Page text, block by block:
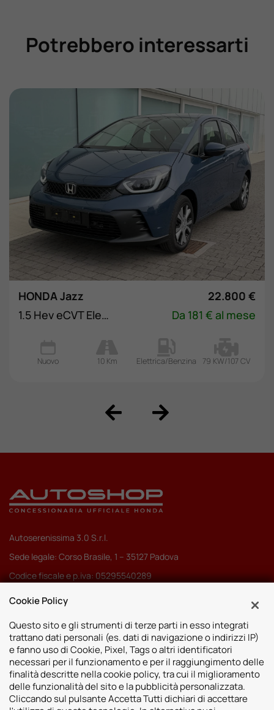
Potrebbero interessarti
HONDA Jazz
22.800 €
1.5 Hev eCVT Elegance
Da 181 € al mese
Nuovo 10 Km Elettrica/Benzina 79 KW/107 CV
Autoserenissima 3.0 S.r.l.
Sede legale: Corso Brasile, 1 – 35127 Padova
Codice fiscale e p.iva: 05295540289
Sedi
Vicenza
Risorse
Cookie Policy
Questo sito e gli strumenti di terze parti in esso integrati
trattano dati personali (es. dati di navigazione o indirizzi IP)
e fanno uso di Cookie, Pixel, Tags o altri identificatori
necessari per il funzionamento e per il raggiungimento delle
finalità descritte nella cookie policy, tra cui il miglioramento
delle funzionalità del sito e la pubblicità personalizzata.
Cliccando sul pulsante Accetta Tutti dichiari di accettare